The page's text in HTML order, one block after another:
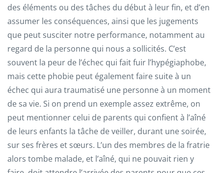
des éléments ou des tâches du début à leur fin, et d’en
assumer les conséquences, ainsi que les jugements
que peut susciter notre performance, notamment au
regard de la personne qui nous a sollicités. C’est
souvent la peur de l’échec qui fait fuir l’hypégiaphobe,
mais cette phobie peut également faire suite à un
échec qui aura traumatisé une personne à un moment
de sa vie. Si on prend un exemple assez extrême, on
peut mentionner celui de parents qui confient à l’aîné
de leurs enfants la tâche de veiller, durant une soirée,
sur ses frères et sœurs. L’un des membres de la fratrie
alors tombe malade, et l’aîné, qui ne pouvait rien y